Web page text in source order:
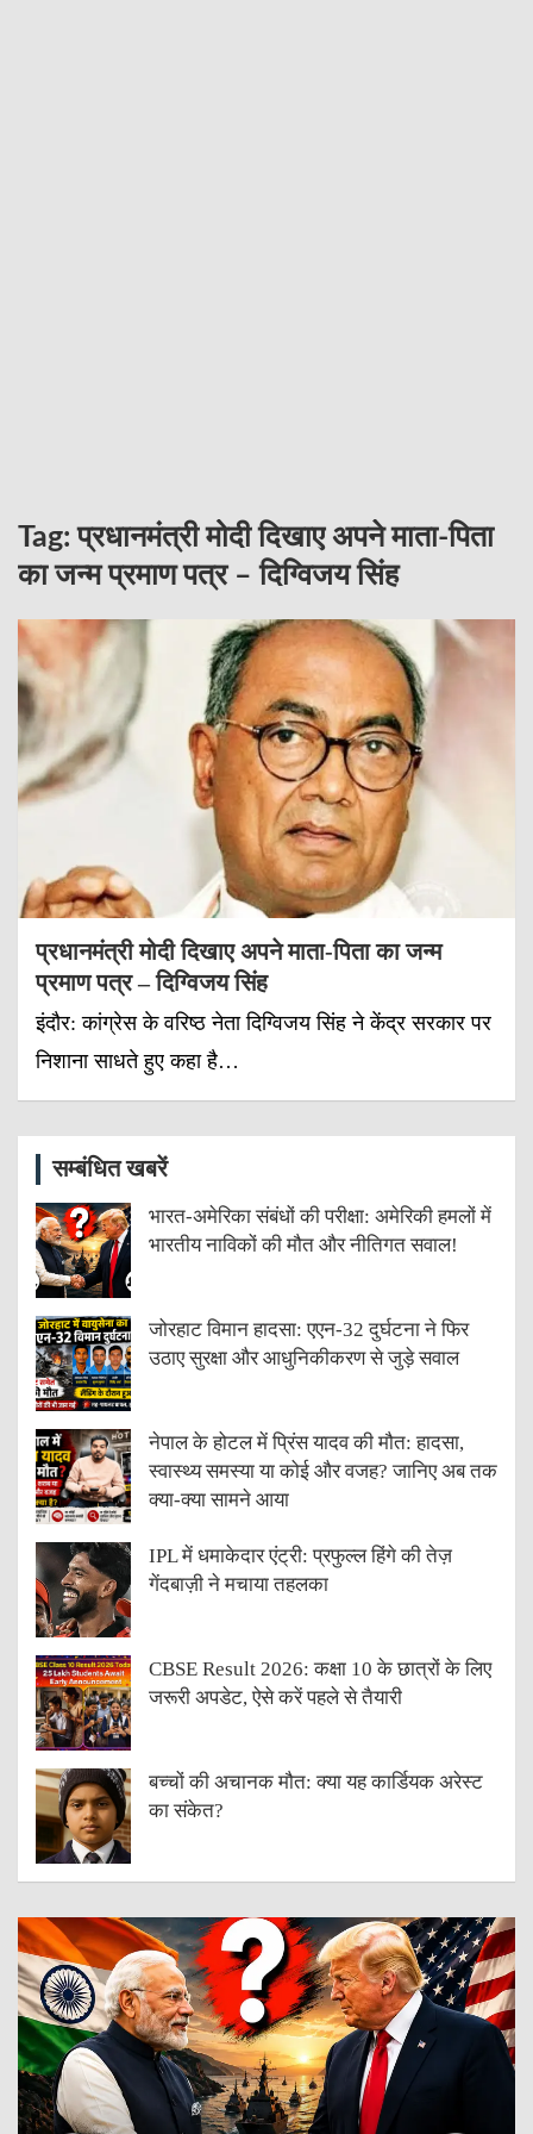
Tag:प्रधानमंत्री मोदी दिखाए अपने माता-पिता
का जन्म प्रमाण पत्र – दिग्विजय सिंह
प्रधानमंत्री मोदी दिखाए अपने माता-पिता का जन्म
प्रमाण पत्र – दिग्विजय सिंह
इंदौर: कांग्रेस के वरिष्ठ नेता दिग्विजय सिंह ने केंद्र सरकार पर
निशाना साधते हुए कहा है…
सम्बंधित खबरें
भारत-अमेरिका संबंधों की परीक्षा: अमेरिकी हमलों में
भारतीय नाविकों की मौत और नीतिगत सवाल!
जोरहाट विमान हादसा: एएन-32 दुर्घटना ने फिर
उठाए सुरक्षा और आधुनिकीकरण से जुड़े सवाल
नेपाल के होटल में प्रिंस यादव की मौत: हादसा,
स्वास्थ्य समस्या या कोई और वजह? जानिए अब तक
क्या-क्या सामने आया
IPL में धमाकेदार एंट्री: प्रफुल्ल हिंगे की तेज़
गेंदबाज़ी ने मचाया तहलका
CBSE Result 2026: कक्षा 10 के छात्रों के लिए
जरूरी अपडेट, ऐसे करें पहले से तैयारी
बच्चों की अचानक मौत: क्या यह कार्डियक अरेस्ट
का संकेत?